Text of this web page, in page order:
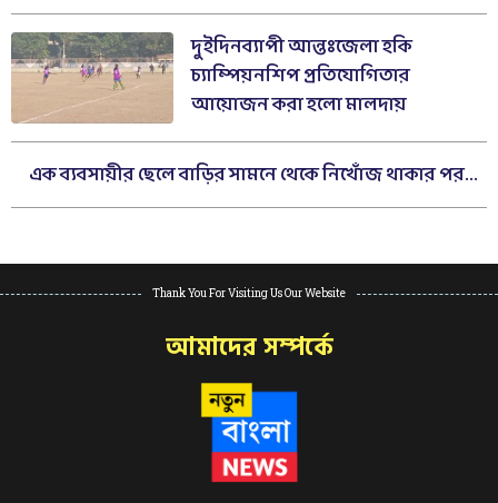
দুইদিনব্যাপী আন্তঃজেলা হকি
চ্যাম্পিয়নশিপ প্রতিযোগিতার
আয়োজন করা হলো মালদায়
এক ব্যবসায়ীর ছেলে বাড়ির সামনে থেকে নিখোঁজ থাকার পর...
Thank You For Visiting Us Our Website
আমাদের সম্পর্কে